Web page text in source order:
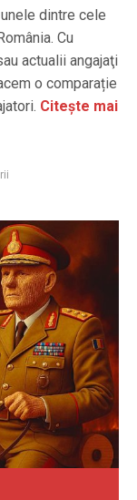
dintre cele
Cu
actualii angajaţi
o comparație
Citește mai